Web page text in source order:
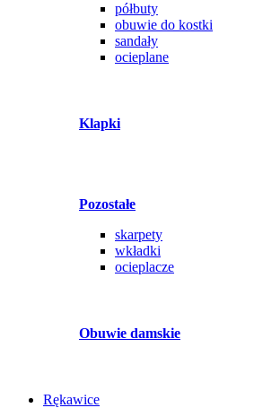
półbuty
obuwie do kostki
sandały
ocieplane
Klapki
Pozostałe
skarpety
wkładki
ocieplacze
Obuwie damskie
Rękawice